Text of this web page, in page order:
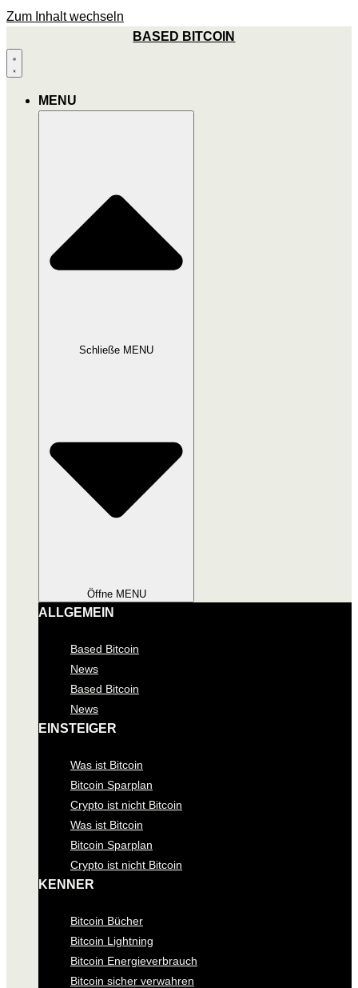
Zum Inhalt wechseln
BASED BITCOIN
MENU
Schließe MENU
Öffne MENU
ALLGEMEIN
Based Bitcoin
News
Based Bitcoin
News
EINSTEIGER
Was ist Bitcoin
Bitcoin Sparplan
Crypto ist nicht Bitcoin
Was ist Bitcoin
Bitcoin Sparplan
Crypto ist nicht Bitcoin
KENNER
Bitcoin Bücher
Bitcoin Lightning
Bitcoin Energieverbrauch
Bitcoin sicher verwahren